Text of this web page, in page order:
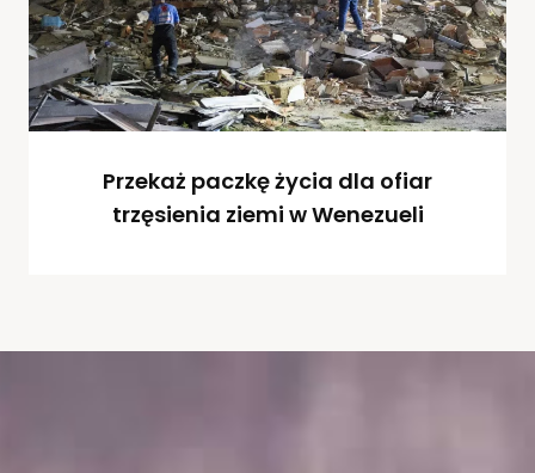
Przekaż paczkę życia dla ofiar
trzęsienia ziemi w Wenezueli